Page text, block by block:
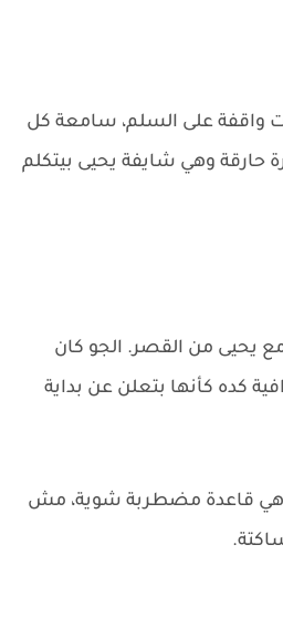
واقفة على السلم، سامعة كل
حارقة وهي شايفة يحيى بيتكلم
يحيى من القصر. الجو كان
كده كأنها بتعلن عن بداية
وهي قاعدة مضطربة شوية، مش